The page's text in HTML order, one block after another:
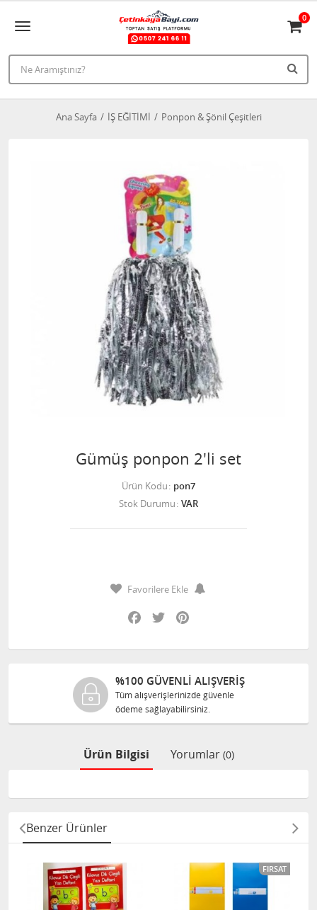
0
Ana Sayfa İŞ EĞİTİMİ Ponpon & Şönil Çeşitleri
Gümüş ponpon 2'li set
Ürün Kodu pon7
Stok Durumu VAR
Favorilere Ekle
Facebook
Twitter
%100 GÜVENLİ ALIŞVERİŞ
Tüm alışverişlerinizde güvenle
ödeme sağlayabilirsiniz.
Ürün Bilgisi Yorumlar (0)
Benzer Ürünler
FIRSAT